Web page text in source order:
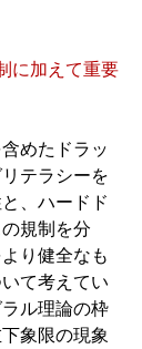
に加えて重要
めたドラッ
テラシーを
、ハードド
規制を分
り健全なも
て考えてい
ル理論の枠
象限の現象